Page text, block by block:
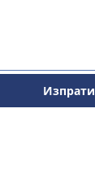
Изпрати